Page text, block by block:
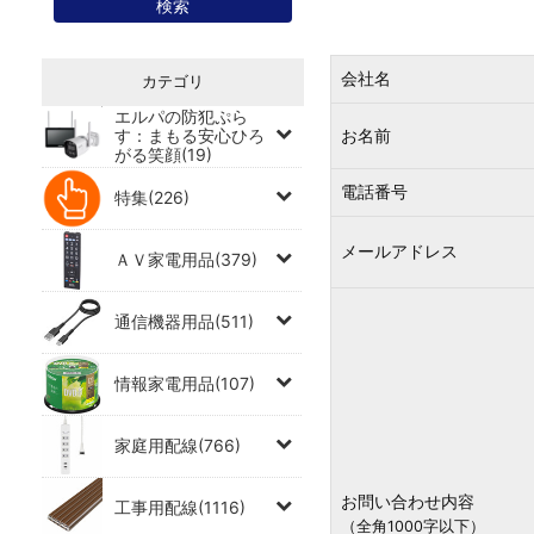
カテゴリ
エルパの防犯ぷら
す：まもる安心ひろ
がる笑顔(19)
特集(226)
ＡＶ家電用品(379)
通信機器用品(511)
情報家電用品(107)
家庭用配線(766)
工事用配線(1116)
会社名
お名前
電話番号
メールアドレス
お問い合わせ内容
（全角1000字以下）